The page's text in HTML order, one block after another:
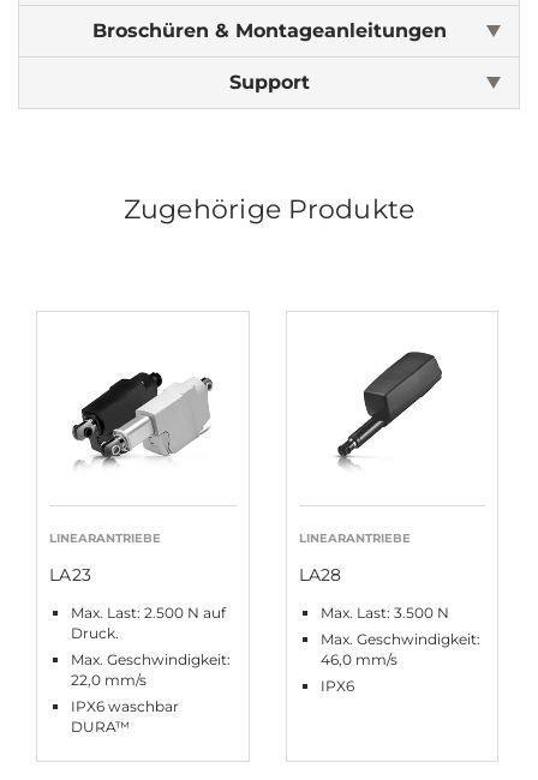
Broschüren & Montageanleitungen
Support
Zugehörige Produkte
LINEARANTRIEBE
LA23
Max. Last: 2.500 N auf
Druck.
Max. Geschwindigkeit:
22,0 mm/s
IPX6 waschbar
DURA™
LINEARANTRIEBE
LA28
Max. Last: 3.500 N
Max. Geschwindigkeit:
46,0 mm/s
IPX6